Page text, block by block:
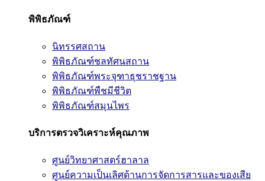
พิพิธภัณฑ์
นิทรรศสถาน
พิพิธภัณฑ์ชลทัศนสถาน
พิพิธภัณฑ์พระจุฑาธุชราชฐาน
พิพิธภัณฑ์พืชมีชีวิต
พิพิธภัณฑ์สมุนไพร
บริการตรวจวิเคราะห์คุณภาพ
ศูนย์วิทยาศาสตร์ฮาลาล
ศูนย์ความเป็นเลิศด้านการจัดการสารและของเสีย